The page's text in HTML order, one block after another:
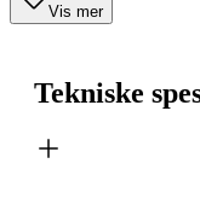
Vis mer
Tekniske